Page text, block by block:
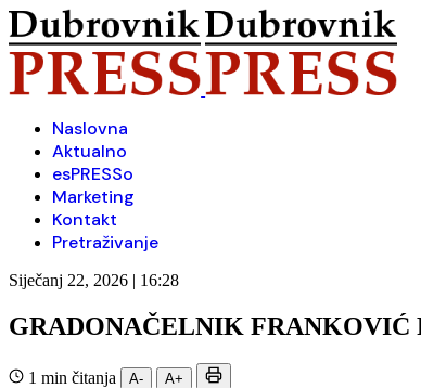
Naslovna
Aktualno
esPRESSo
Marketing
Kontakt
Pretraživanje
Siječanj 22, 2026 | 16:28
GRADONAČELNIK FRANKOVIĆ
1 min čitanja A- A+